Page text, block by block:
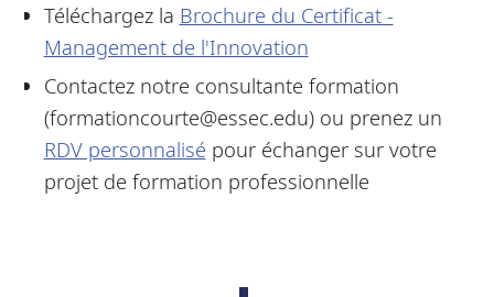
Téléchargez la Brochure du Certificat -
Management de l'Innovation
Contactez notre consultante formation
(formationcourte@essec.edu) ou prenez un
RDV personnalisé pour échanger sur votre
projet de formation professionnelle